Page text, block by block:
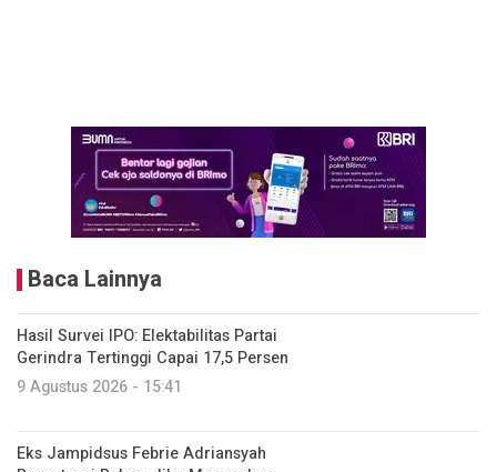
Baca Lainnya
Hasil Survei IPO: Elektabilitas Partai
Gerindra Tertinggi Capai 17,5 Persen
9 Agustus 2026 - 15:41
Eks Jampidsus Febrie Adriansyah